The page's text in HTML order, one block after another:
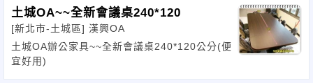
土城OA~~全新會議桌240*120
[新北市-土城區] 漢興OA
土城OA辦公家具~~全新會議桌240*120公分(便
宜好用)